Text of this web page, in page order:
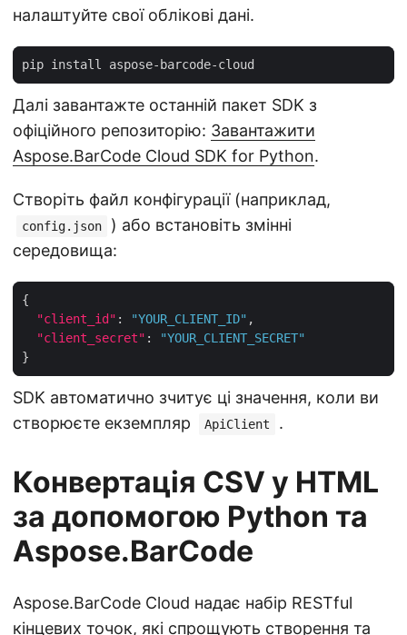
налаштуйте свої облікові дані.
Далі завантажте останній пакет SDK з
офіційного репозиторію: Завантажити
Aspose.BarCode Cloud SDK for Python.
Створіть файл конфігурації (наприклад,
config.json
) або встановіть змінні
середовища:
"client_id" : "YOUR_CLIENT_ID"
"client_secret" :
"YOUR_CLIENT_SECRET"
SDK автоматично зчитує ці значення, коли ви
створюєте екземпляр
ApiClient .
Конвертація CSV у HTML
за допомогою Python та
Aspose.BarCode
Aspose.BarCode Cloud надає набір RESTful
кінцевих точок, які спрощують створення та